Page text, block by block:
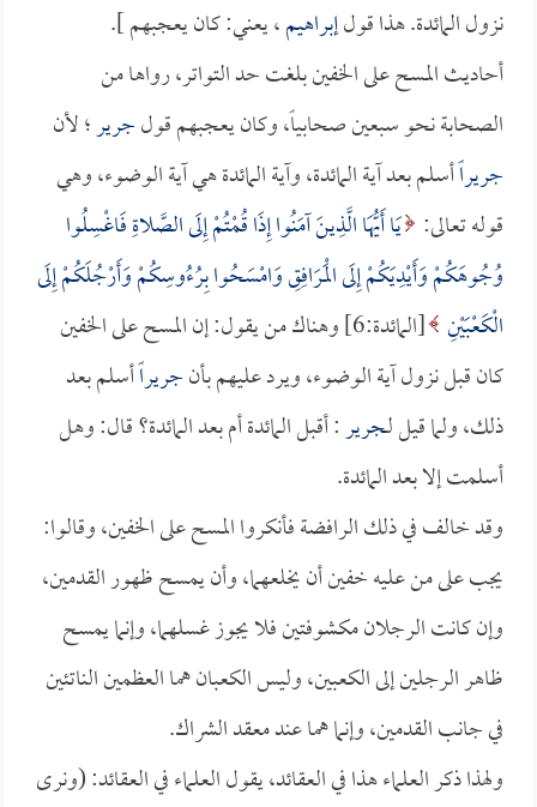
نزول المائدة. هذا قولإبراهيم، يعني: كان يعجبهم ].
أحاديث المسح على الخفين بلغت حد التواتر، رواها من
الصحابة نحو سبعين صحابياً، وكان يعجبهم قولجرير؛ لأن
جريراًأسلم بعد آية المائدة، وآية المائدة هي آية الوضوء، وهي
قوله تعالى: يَا أَيُّهَا الَّذِينَ آمَنُوا إِذَا قُمْتُمْ إِلَى الصَّلاةِ فَاغْسِلُوا
وُجُوهَكُمْ وَأَيْدِيَكُمْ إِلَى الْمَرَافِقِ وَامْسَحُوا بِرُءُوسِكُمْ وَأَرْجُلَكُمْ إِلَى
الْكَعْبَيْنِ
[المائدة:6] وهناك من يقول: إن المسح على الخفين
كان قبل نزول آية الوضوء، ويرد عليهم بأنجريراًأسلم بعد
ذلك، ولما قيل لـجرير: أقبل المائدة أم بعد المائدة؟ قال: وهل
أسلمت إلا بعد المائدة.
وقد خالف في ذلك الرافضة فأنكروا المسح على الخفين، وقالوا:
يجب على من عليه خفين أن يخلعهما، وأن يمسح ظهور القدمين،
وإن كانت الرجلان مكشوفتين فلا يجوز غسلهما، وإنما يمسح
ظاهر الرجلين إلى الكعبين، وليس الكعبان هما العظمين الناتئين
في جانب القدمين، وإنما هما عند معقد الشراك.
ولهذا ذكر العلماء هذا في العقائد، يقول العلماء في العقائد: (ونرى